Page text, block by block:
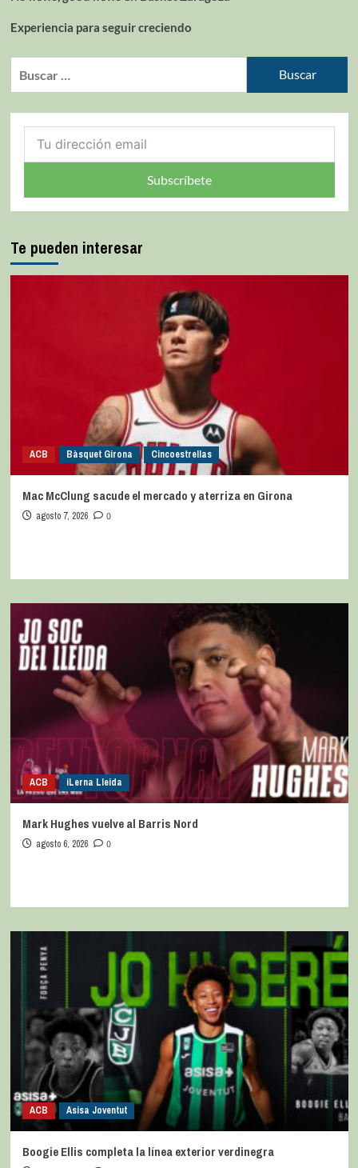
Experiencia para seguir creciendo
Subscríbete
Te pueden interesar
ACB Bàsquet Girona Cincoestrellas
Mac McClung sacude el mercado y aterriza en Girona
agosto 7, 2026 0
ACB iLerna Lleida
Mark Hughes vuelve al Barris Nord
agosto 6, 2026 0
ACB Asisa Joventut
Boogie Ellis completa la línea exterior verdinegra